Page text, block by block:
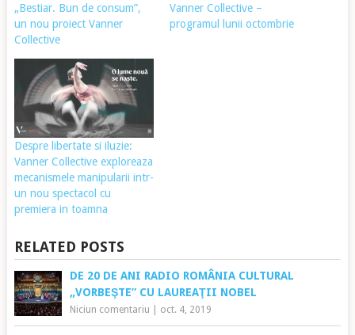
„Bestiar. Bun de consum”,
un nou proiect Vanner
Collective
Vanner Collective –
programul lunii octombrie
Despre libertate si iluzie:
Vanner Collective exploreaza
mecanismele manipularii intr-
un nou spectacol cu
premiera in toamna
RELATED POSTS
DE 20 DE ANI RADIO ROMÂNIA CULTURAL
„VORBEŞTE” CU LAUREAŢII NOBEL
Niciun comentariu oct. 4, 2019